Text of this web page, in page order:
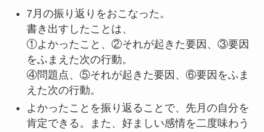
7月の振り返りをおこなった。
書き出すしたことは、
①よかったこと、②それが起きた要因、③要因
をふまえた次の行動。
④問題点、⑤それが起きた要因、⑥要因をふま
えた次の行動。
よかったことを振り返ることで、先月の自分を
肯定できる。また、好ましい感情を二度味わう